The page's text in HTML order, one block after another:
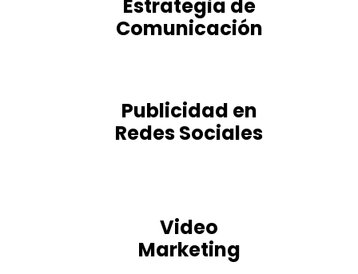
Estrategia de
Comunicación
Publicidad en
Redes Sociales
Video
Marketing